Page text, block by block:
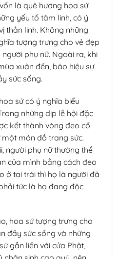
là quê hương hoa sứ
yếu tố tâm linh, có ý
thần linh. Không những
tượng trưng cho vẻ đẹp
phụ nữ. Ngoài ra, khi
xuân đến, báo hiệu sự
sức sống.
sứ có ý nghĩa biểu
những dịp lễ hội đặc
kết thành vòng đeo cổ
món đồ trang sức.
người phụ nữ thường thể
của mình bằng cách đeo
ở tai trái thì họ là người đã
tức là họ đang độc
hoa sứ tượng trưng cho
đầy sức sống và những
gắn liền với cửa Phật,